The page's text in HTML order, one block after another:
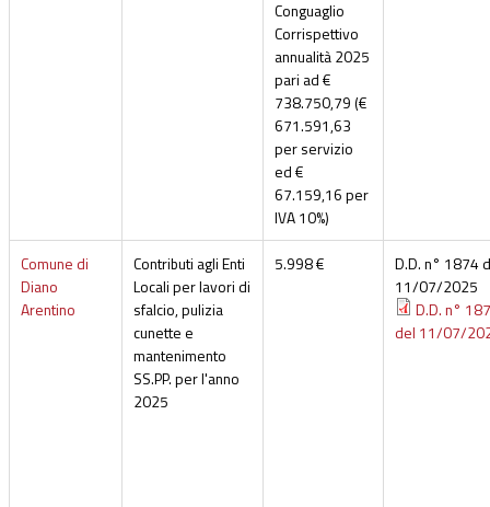
Conguaglio
Corrispettivo
annualità 2025
pari ad €
738.750,79 (€
671.591,63
per servizio
ed €
67.159,16 per
IVA 10%)
Comune di
Diano
Arentino
Contributi agli Enti
Locali per lavori di
sfalcio, pulizia
cunette e
mantenimento
SS.PP. per l'anno
2025
5.998 €
D.D. n° 1874
11/07/2025
D.D. n°
del 11/07/